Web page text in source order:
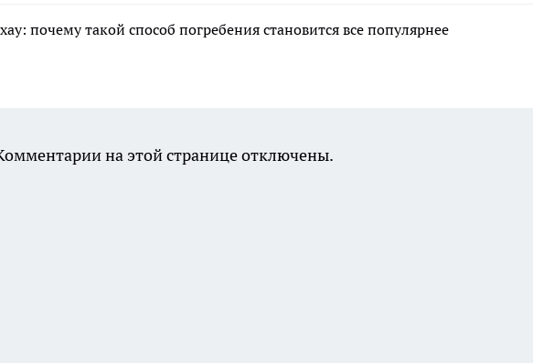
почему такой способ погребения становится все популярнее
на этой странице отключены.